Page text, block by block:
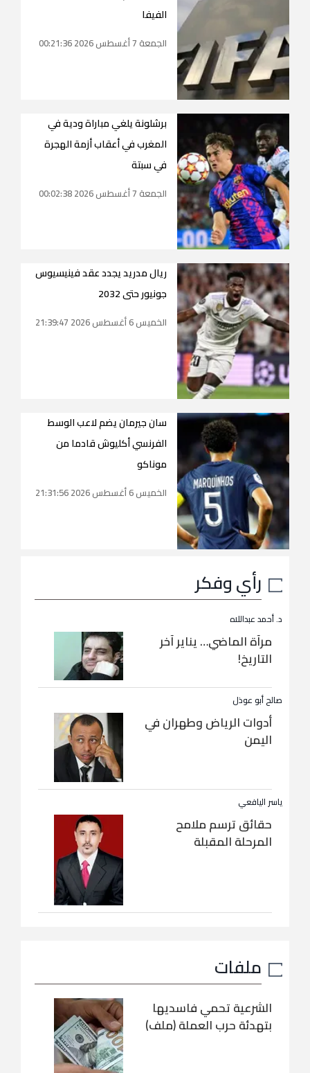
الفيفا
الجمعة 7 أغسطس 2026 00:21:36
برشلونة يلغي مباراة ودية في
المغرب في أعقاب أزمة الهجرة
في سبتة
الجمعة 7 أغسطس 2026 00:02:38
ريال مدريد يجدد عقد فينيسيوس
جونيور حتى 2032
الخميس 6 أغسطس 2026 21:39:47
سان جيرمان يضم لاعب الوسط
الفرنسي أكليوش قادما من
موناكو
الخميس 6 أغسطس 2026 21:31:56
رأي وفكر
د. أحمد عبداللاه
مرآة الماضي… يناير آخر
التاريخ!
صالح أبو عوذل
أدوات الرياض وطهران في
اليمن
ياسر اليافعي
حقائق ترسم ملامح
المرحلة المقبلة
ملفات
الشرعية تحمي فاسديها
بتهدئة حرب العملة (ملف)